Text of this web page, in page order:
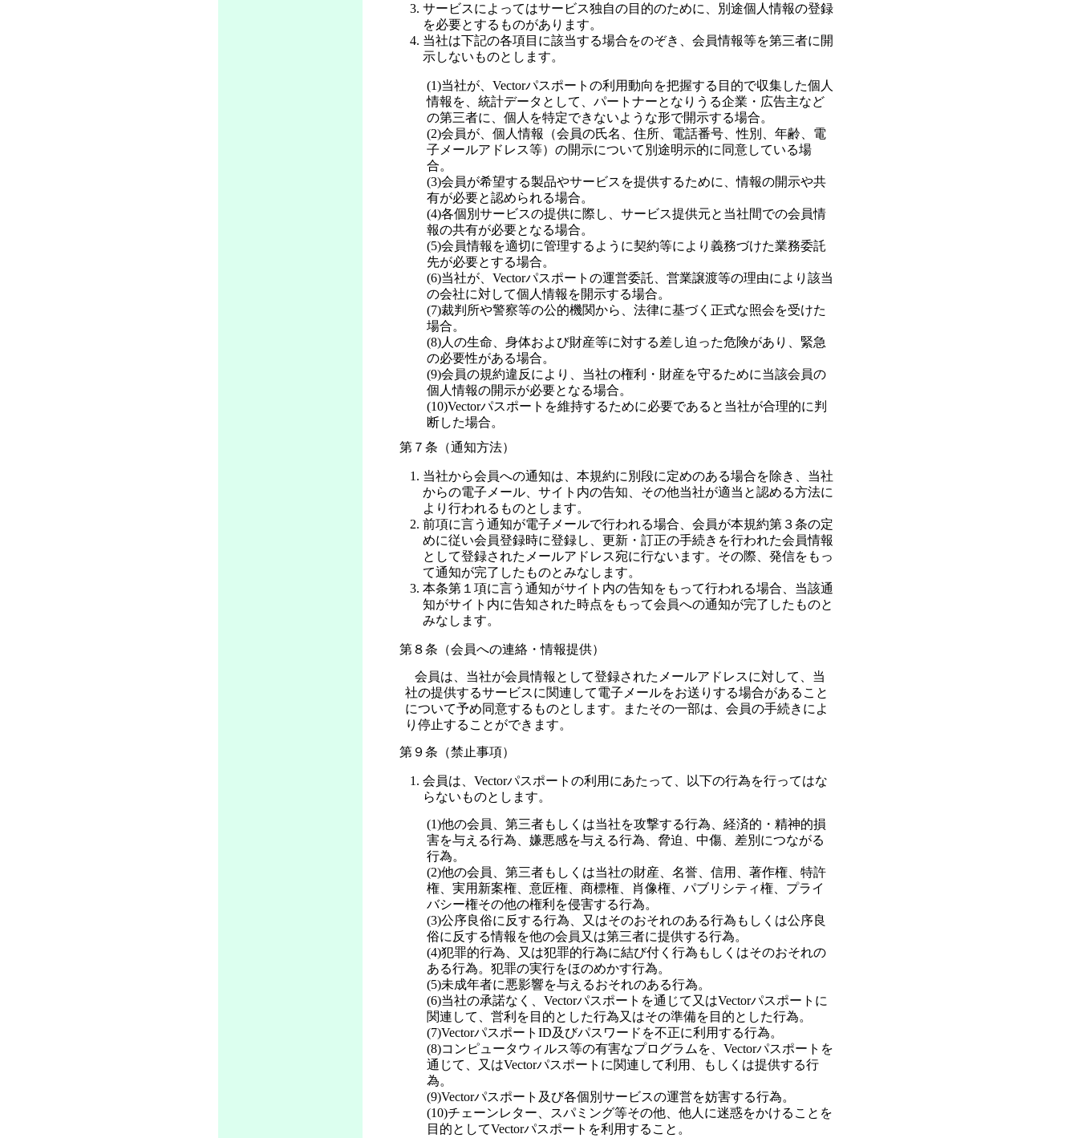
サービスによってはサービス独自の目的のために、別途個人情報の登録
を必要とするものがあります。
当社は下記の各項目に該当する場合をのぞき、会員情報等を第三者に開
示しないものとします。
(1)当社が、Vectorパスポートの利用動向を把握する目的で収集した個人
情報を、統計データとして、パートナーとなりうる企業・広告主など
の第三者に、個人を特定できないような形で開示する場合。
(2)会員が、個人情報（会員の氏名、住所、電話番号、性別、年齢、電
子メールアドレス等）の開示について別途明示的に同意している場
合。
(3)会員が希望する製品やサービスを提供するために、情報の開示や共
有が必要と認められる場合。
(4)各個別サービスの提供に際し、サービス提供元と当社間での会員情
報の共有が必要となる場合。
(5)会員情報を適切に管理するように契約等により義務づけた業務委託
先が必要とする場合。
(6)当社が、Vectorパスポートの運営委託、営業譲渡等の理由により該当
の会社に対して個人情報を開示する場合。
(7)裁判所や警察等の公的機関から、法律に基づく正式な照会を受けた
場合。
(8)人の生命、身体および財産等に対する差し迫った危険があり、緊急
の必要性がある場合。
(9)会員の規約違反により、当社の権利・財産を守るために当該会員の
個人情報の開示が必要となる場合。
(10)Vectorパスポートを維持するために必要であると当社が合理的に判
断した場合。
第７条（通知方法）
当社から会員への通知は、本規約に別段に定めのある場合を除き、当社
からの電子メール、サイト内の告知、その他当社が適当と認める方法に
より行われるものとします。
前項に言う通知が電子メールで行われる場合、会員が本規約第３条の定
めに従い会員登録時に登録し、更新・訂正の手続きを行われた会員情報
として登録されたメールアドレス宛に行ないます。その際、発信をもっ
て通知が完了したものとみなします。
本条第１項に言う通知がサイト内の告知をもって行われる場合、当該通
知がサイト内に告知された時点をもって会員への通知が完了したものと
みなします。
第８条（会員への連絡・情報提供）
会員は、当社が会員情報として登録されたメールアドレスに対して、当
社の提供するサービスに関連して電子メールをお送りする場合があること
について予め同意するものとします。またその一部は、会員の手続きによ
り停止することができます。
第９条（禁止事項）
会員は、Vectorパスポートの利用にあたって、以下の行為を行ってはな
らないものとします。
(1)他の会員、第三者もしくは当社を攻撃する行為、経済的・精神的損
害を与える行為、嫌悪感を与える行為、脅迫、中傷、差別につながる
行為。
(2)他の会員、第三者もしくは当社の財産、名誉、信用、著作権、特許
権、実用新案権、意匠権、商標権、肖像権、パブリシティ権、プライ
バシー権その他の権利を侵害する行為。
(3)公序良俗に反する行為、又はそのおそれのある行為もしくは公序良
俗に反する情報を他の会員又は第三者に提供する行為。
(4)犯罪的行為、又は犯罪的行為に結び付く行為もしくはそのおそれの
ある行為。犯罪の実行をほのめかす行為。
(5)未成年者に悪影響を与えるおそれのある行為。
(6)当社の承諾なく、Vectorパスポートを通じて又はVectorパスポートに
関連して、営利を目的とした行為又はその準備を目的とした行為。
(7)VectorパスポートID及びパスワードを不正に利用する行為。
(8)コンピュータウィルス等の有害なプログラムを、Vectorパスポートを
通じて、又はVectorパスポートに関連して利用、もしくは提供する行
為。
(9)Vectorパスポート及び各個別サービスの運営を妨害する行為。
(10)チェーンレター、スパミング等その他、他人に迷惑をかけることを
目的としてVectorパスポートを利用すること。